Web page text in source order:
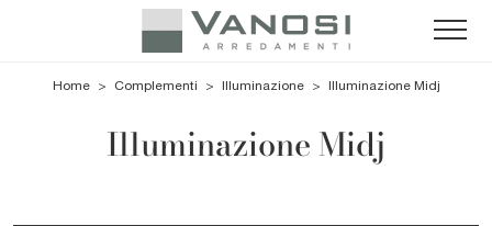
Home > Complementi > Illuminazione > Illuminazione Midj
Illuminazione Midj